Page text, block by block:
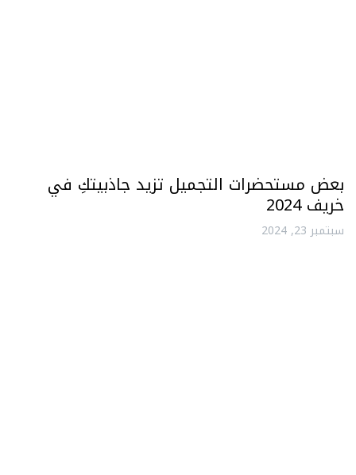
بعض مستحضرات التجميل تزيد جاذبيتكِ في
خريف 2024
سبتمبر 23, 2024